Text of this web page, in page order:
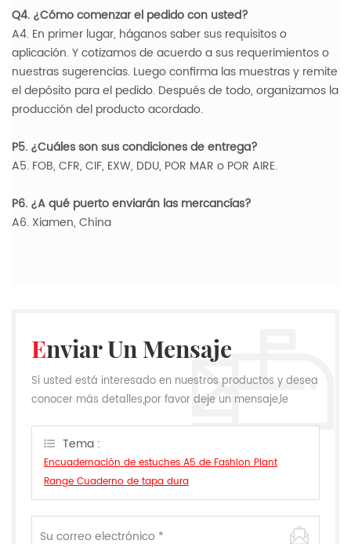
Q4. ¿Cómo comenzar el pedido con usted?
A4. En primer lugar, háganos saber sus requisitos o
aplicación. Y cotizamos de acuerdo a sus requerimientos o
nuestras sugerencias. Luego confirma las muestras y remite
el depósito para el pedido. Después de todo, organizamos la
producción del producto acordado.
P5. ¿Cuáles son sus condiciones de entrega?
A5. FOB, CFR, CIF, EXW, DDU, POR MAR o POR AIRE.
P6. ¿A qué puerto enviarán las mercancías?
A6. Xiamen, China
Enviar Un Mensaje
Si usted está interesado en nuestros productos y desea
conocer más detalles,por favor deje un mensaje,le
Tema :
Encuadernación de estuches A5 de Fashion Plant
Range Cuaderno de tapa dura